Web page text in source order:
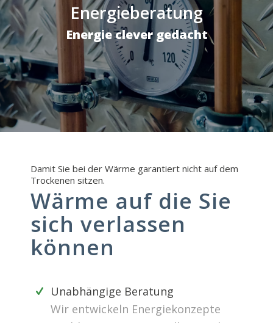
Energieberatung
Energie clever gedacht
Damit Sie bei der Wärme garantiert nicht auf dem
Trockenen sitzen.
Wärme auf die Sie
sich verlassen
können
Unabhängige Beratung
Wir entwickeln Energiekonzepte